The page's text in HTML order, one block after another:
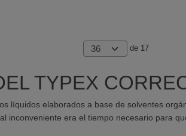
de 17
TYPEX
líquidos elaborados a base de solventes
inconveniente era el tiempo necesario para